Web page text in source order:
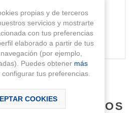
RELACIONADOS
propias y de terceros
servicios y mostrarte
con tus preferencias
elaborado a partir de tus
(por ejemplo,
Puedes obtener más
configurar tus preferencias.
COOKIES